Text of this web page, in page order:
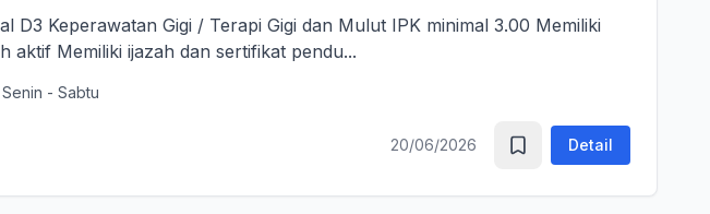
D3 Keperawatan Gigi / Terapi Gigi dan Mulut IPK minimal 3.00 Memiliki
aktif Memiliki ijazah dan sertifikat pendu...
Senin - Sabtu
20/06/2026 Detail